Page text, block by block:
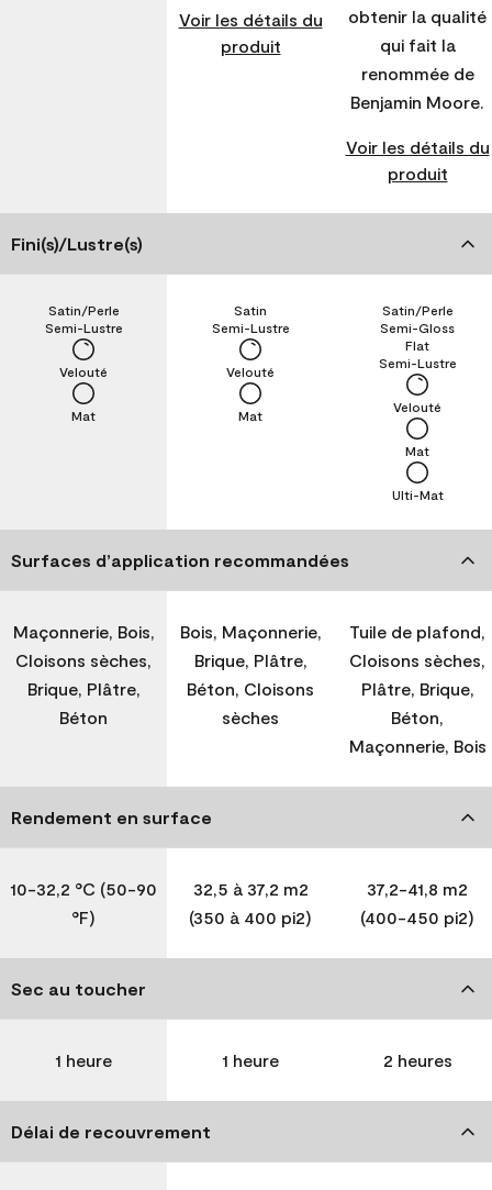
Voir les détails du
produit
obtenir la qualité
qui fait la
renommée de
Benjamin Moore.
Voir les détails du
produit
Fini(s)/Lustre(s)
Mat
Velouté
Semi-Lustre
Satin/Perle
Mat
Velouté
Semi-Lustre
Satin
Ulti-Mat
Mat
Velouté
Semi-Lustre
Flat
Semi-Gloss
Satin/Perle
Surfaces d’application recommandées
Maçonnerie, Bois,
Cloisons sèches,
Brique, Plâtre,
Béton
Bois, Maçonnerie,
Brique, Plâtre,
Béton, Cloisons
sèches
Tuile de plafond,
Cloisons sèches,
Plâtre, Brique,
Béton,
Maçonnerie, Bois
Rendement en surface
10-32,2 °C (50-90
°F)
32,5 à 37,2 m2
(350 à 400 pi2)
37,2-41,8 m2
(400-450 pi2)
Sec au toucher
1 heure 1 heure 2 heures
Délai de recouvrement